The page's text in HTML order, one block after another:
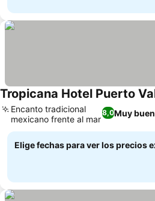
Tropicana Hotel Puerto
8,0Muy
Encanto tradicional
mexicano frente al mar
Elige fechas para ver los precios